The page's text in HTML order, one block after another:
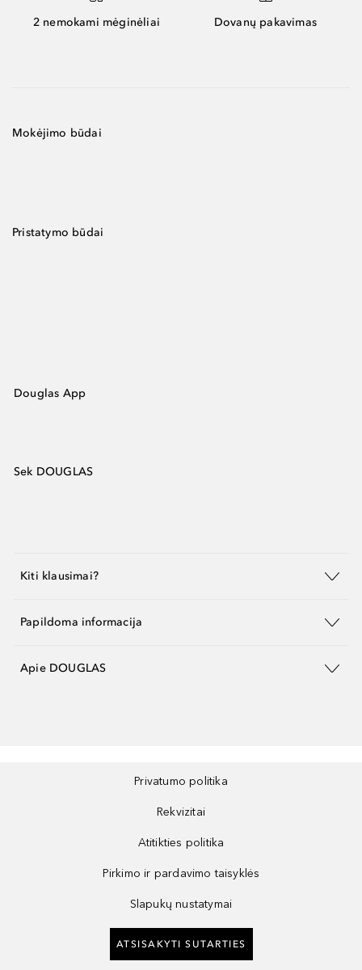
2 nemokami mėginėliai Dovanų pakavimas
Mokėjimo būdai
Pristatymo būdai
Douglas App
Sek DOUGLAS
Kiti klausimai?
Papildoma informacija
Apie DOUGLAS
Privatumo politika
Rekvizitai
Atitikties politika
Pirkimo ir pardavimo taisyklės
Slapukų nustatymai
ATSISAKYTI SUTARTIES